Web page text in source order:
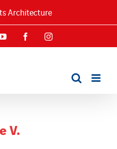
Architecture
YouTube FacebookInstagram
V.